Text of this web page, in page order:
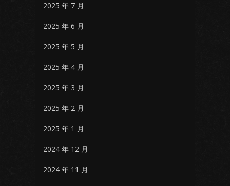
2025 年 7 月
2025 年 6 月
2025 年 5 月
2025 年 4 月
2025 年 3 月
2025 年 2 月
2025 年 1 月
2024 年 12 月
2024 年 11 月